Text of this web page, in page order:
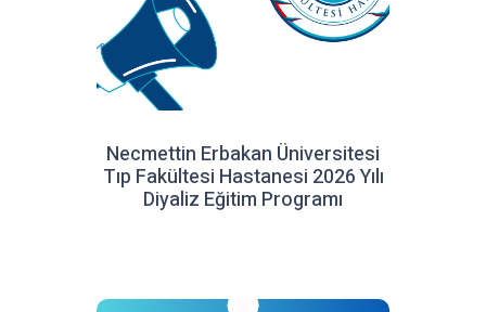
Necmettin Erbakan Üniversitesi
Tıp Fakültesi Hastanesi 2026 Yılı
Diyaliz Eğitim Programı